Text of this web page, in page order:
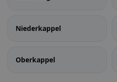
Niederkappel
Oberkappel